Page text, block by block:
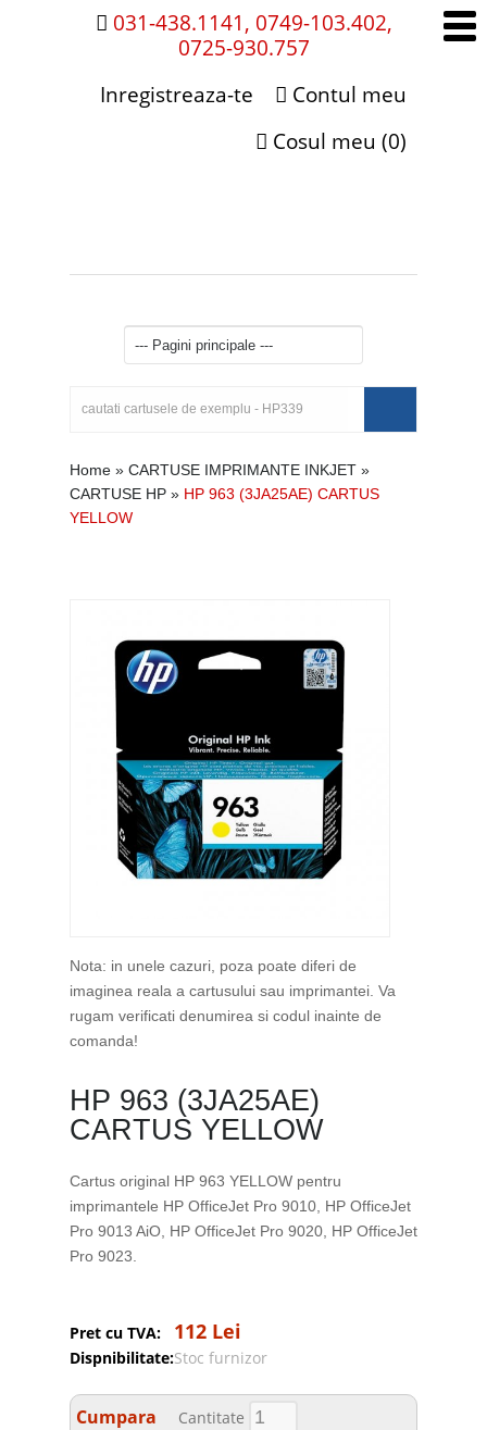
031-438.1141, 0749-103.402,
0725-930.757
Contul meu
Inregistreaza-te
Cosul meu (0)
Home » CARTUSE IMPRIMANTE INKJET »
CARTUSE HP » HP 963 (3JA25AE) CARTUS
YELLOW
Nota: in unele cazuri, poza poate diferi de
imaginea reala a cartusului sau imprimantei. Va
rugam verificati denumirea si codul inainte de
comanda!
HP 963 (3JA25AE)
CARTUS YELLOW
Cartus original HP 963 YELLOW pentru
imprimantele HP OfficeJet Pro 9010, HP OfficeJet
Pro 9013 AiO, HP OfficeJet Pro 9020, HP OfficeJet
Pro 9023.
Pret cu TVA: 112 Lei
Dispnibilitate:Stoc furnizor
Cumpara Cantitate